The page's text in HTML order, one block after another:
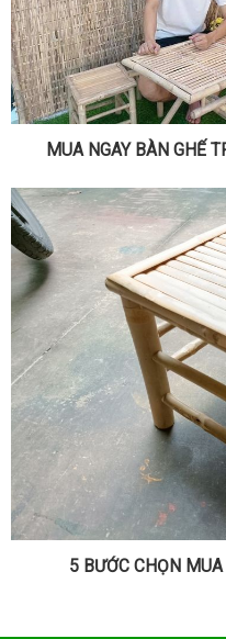
MUA NGAY BÀN GHẾ
5 BƯỚC CHỌN